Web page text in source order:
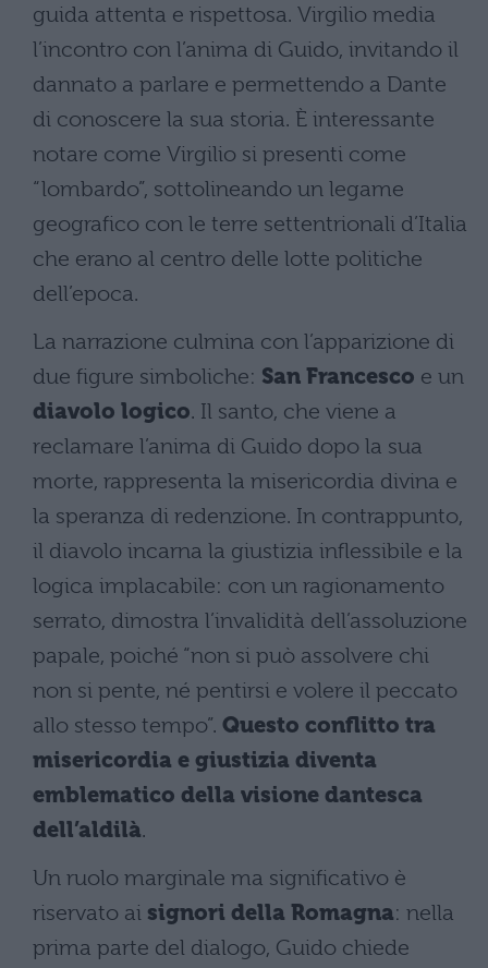
guida attenta e rispettosa. Virgilio media
l’incontro con l’anima di Guido, invitando il
dannato a parlare e permettendo a Dante
di conoscere la sua storia. È interessante
notare come Virgilio si presenti come
“lombardo”, sottolineando un legame
geografico con le terre settentrionali d’Italia
che erano al centro delle lotte politiche
dell’epoca.
La narrazione culmina con l’apparizione di
due figure simboliche: San Francesco e un
diavolo logico. Il santo, che viene a
reclamare l’anima di Guido dopo la sua
morte, rappresenta la misericordia divina e
la speranza di redenzione. In contrappunto,
il diavolo incarna la giustizia inflessibile e la
logica implacabile: con un ragionamento
serrato, dimostra l’invalidità dell’assoluzione
papale, poiché “non si può assolvere chi
non si pente, né pentirsi e volere il peccato
allo stesso tempo”. Questo conflitto tra
misericordia e giustizia diventa
emblematico della visione dantesca
dell’aldilà.
Un ruolo marginale ma significativo è
riservato ai signori della Romagna: nella
prima parte del dialogo, Guido chiede